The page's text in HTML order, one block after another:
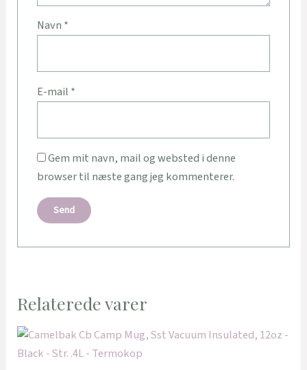
Navn *
E-mail *
Gem mit navn, mail og websted i denne
browser til næste gang jeg kommenterer.
Relaterede varer